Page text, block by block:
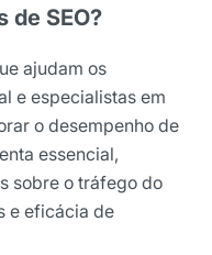
de SEO?
ajudam os
e especialistas em
o desempenho de
essencial,
sobre o tráfego do
e eficácia de